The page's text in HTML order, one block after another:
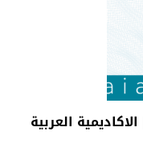
التعليم عن بعد في 2025 | الاكاديمية العربية